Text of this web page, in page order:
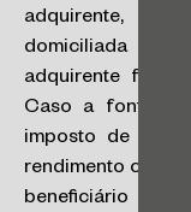
adquirente,
domiciliada no
adquirente for
Caso a fonte
imposto de
rendimento
beneficiário